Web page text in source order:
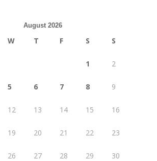
August 2026
W T F S S
1 2
5 6 7 8 9
12 13 14 15 16
19 20 21 22 23
26 27 28 29 30